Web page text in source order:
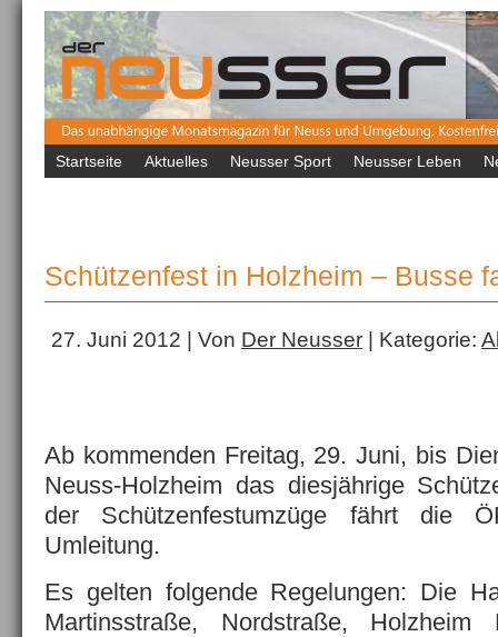
Startseite Aktuelles Neusser Sport Neusser Leben
Schützenfest in Holzheim – Busse
27. Juni 2012 | Von Der Neusser | Kategorie:
Ab kommenden Freitag, 29. Juni, bis
Neuss-Holzheim das diesjährige
der Schützenfestumzüge fährt die
Umleitung.
Es gelten folgende Regelungen: Die
Martinsstraße, Nordstraße, Holzheim